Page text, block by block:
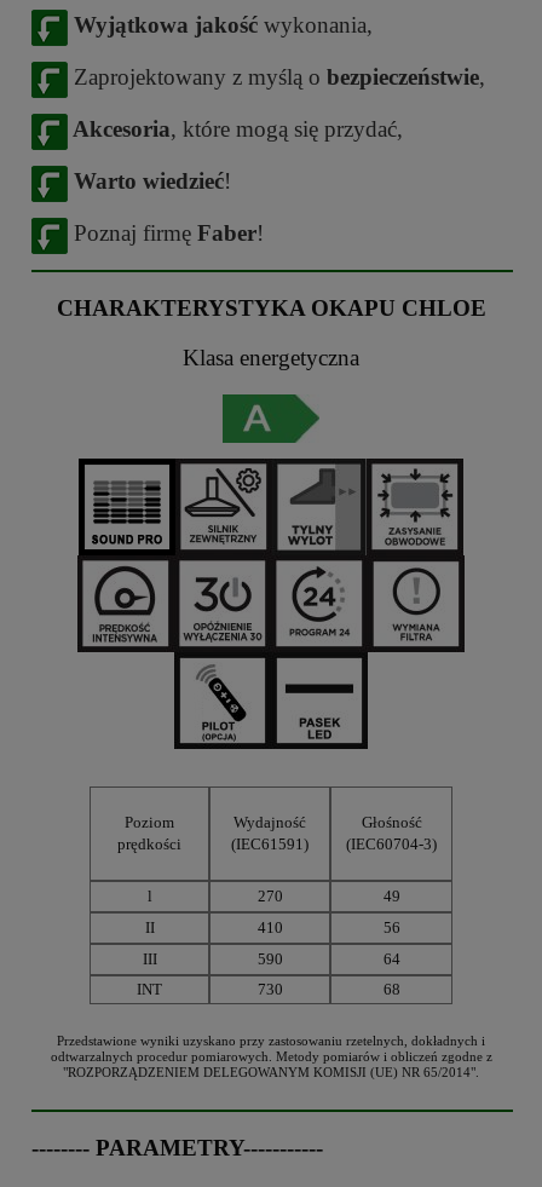
Wyjątkowa jakość wykonania,
Zaprojektowany z myślą o bezpieczeństwie,
Akcesoria, które mogą się przydać,
Warto wiedzieć!
Poznaj firmę Faber!
CHARAKTERYSTYKA OKAPU CHLOE
Klasa energetyczna
Poziom
prędkości
Wydajność
(IEC61591)
Głośność
(IEC60704-3)
l 270
49
II
410
56
III
590
64
INT
730 68
Przedstawione wyniki uzyskano przy zastosowaniu rzetelnych, dokładnych i
odtwarzalnych procedur pomiarowych. Metody pomiarów i obliczeń zgodne z
"ROZPORZĄDZENIEM DELEGOWANYM KOMISJI (UE) NR 65/2014".
-------- PARAMETRY-----------